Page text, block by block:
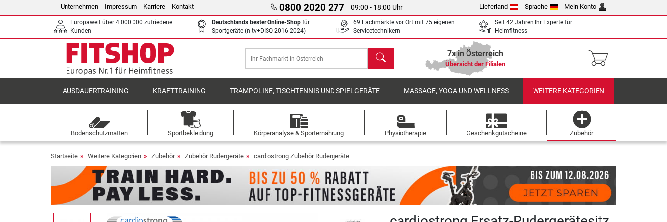
Unternehmen Impressum Karriere Kontakt 0800 2020 277 09:00 - 18:00 Uhr Lieferland Sprache Mein Konto
Europaweit über 4.000.000 zufriedene
Kunden
Deutschlands bester Online-Shop für
Sportgeräte (n-tv+DISQ 2016-2024)
69 Fachmärkte vor Ort mit 75 eigenen
Servicetechnikern
Seit 42 Jahren Ihr Experte für
Heimfitness
Suchen 7x in Österreich
Übersicht der Filialen
AUSDAUERTRAINING KRAFTTRAINING TRAMPOLINE, TISCHTENNIS UND SPIELGERÄTE MASSAGE, YOGA UND WELLNESS WEITERE KATEGORIEN
Bodenschutzmatten Sportbekleidung Körperanalyse & Sporternährung Physiotherapie Geschenkgutscheine Zubehör
Startseite Weitere Kategorien Zubehör Zubehör Rudergeräte cardiostrong Zubehör Rudergeräte